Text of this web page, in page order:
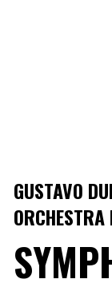
GUSTAVO